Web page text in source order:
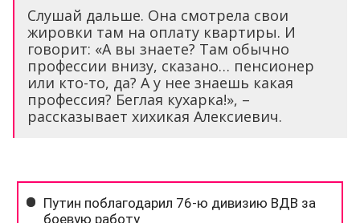
Слушай дальше. Она смотрела свои
жировки там на оплату квартиры. И
говорит: «А вы знаете? Там обычно
профессии внизу, сказано… пенсионер
или кто-то, да? А у нее знаешь какая
профессия? Беглая кухарка!», –
рассказывает хихикая Алексиевич.